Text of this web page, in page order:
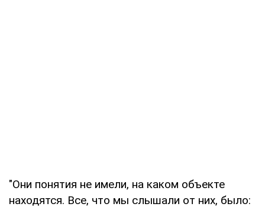
"Они понятия не имели, на каком объекте
находятся. Все, что мы слышали от них, было: